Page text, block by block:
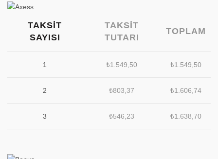
TAKSIT
SAYISI
TAKSIT
TUTARI
TOPLAM
1 ₺1.549,50 ₺1.549,50
2 ₺803,37 ₺1.606,74
3 ₺546,23 ₺1.638,70